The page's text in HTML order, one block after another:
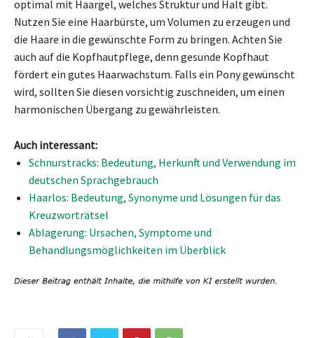
optimal mit Haargel, welches Struktur und Halt gibt.
Nutzen Sie eine Haarbürste, um Volumen zu erzeugen und
die Haare in die gewünschte Form zu bringen. Achten Sie
auch auf die Kopfhautpflege, denn gesunde Kopfhaut
fördert ein gutes Haarwachstum. Falls ein Pony gewünscht
wird, sollten Sie diesen vorsichtig zuschneiden, um einen
harmonischen Übergang zu gewährleisten.
Auch interessant:
Schnurstracks: Bedeutung, Herkunft und Verwendung im
deutschen Sprachgebrauch
Haarlos: Bedeutung, Synonyme und Lösungen für das
Kreuzworträtsel
Ablagerung: Ursachen, Symptome und
Behandlungsmöglichkeiten im Überblick